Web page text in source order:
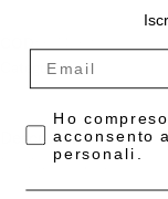
Categoria: Igiene Orale
Descrizione
MIRA 2 TON rivelatore
Werken
Privacy Policy
Ho
acconsento
personali.